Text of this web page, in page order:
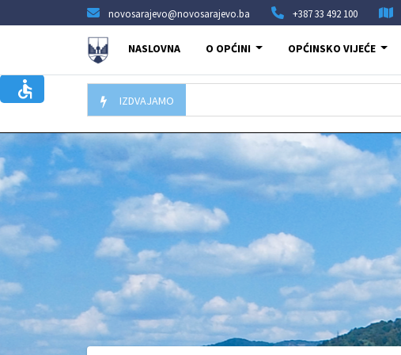
novosarajevo@novosarajevo.ba +387 33 492 100
NASLOVNA O OPĆINI OPĆINSKO VIJEĆE
IZDVAJAMO